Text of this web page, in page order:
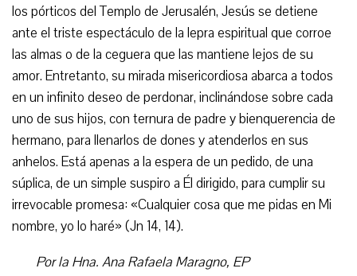
los pórticos del Templo de Jerusalén, Jesús se detiene
ante el triste espectáculo de la lepra espiritual que corroe
las almas o de la ceguera que las mantiene lejos de su
amor. Entretanto, su mirada misericordiosa abarca a todos
en un infinito deseo de perdonar, inclinándose sobre cada
uno de sus hijos, con ternura de padre y bienquerencia de
hermano, para llenarlos de dones y atenderlos en sus
anhelos. Está apenas a la espera de un pedido, de una
súplica, de un simple suspiro a Él dirigido, para cumplir su
irrevocable promesa: «Cualquier cosa que me pidas en Mi
nombre, yo lo haré» (Jn 14, 14).
Por la Hna. Ana Rafaela Maragno, EP